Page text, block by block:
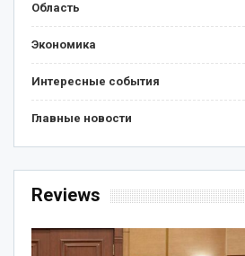
Область
Экономика
Интересные события
Главные новости
Reviews